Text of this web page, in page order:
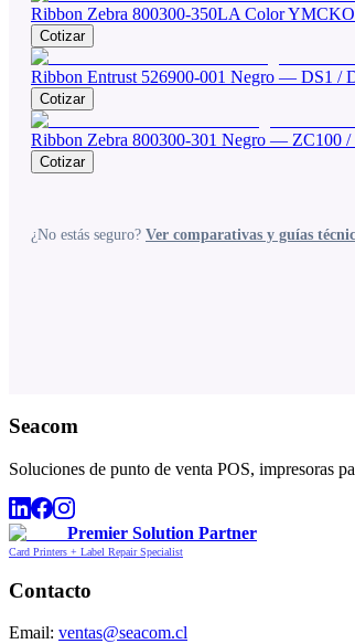
Ribbon Zebra 800300-350LA Color
Cotizar
Ribbon Entrust 526900-001 Negro — DS1 /
Cotizar
Ribbon Zebra 800300-301 Negro — ZC100
Cotizar
¿No estás seguro? Ver comparativas y guías
Seacom
Soluciones de punto de venta POS, impresoras
Premier Solution Partner
Card Printers + Label Repair Specialist
Contacto
Email: ventas@seacom.cl